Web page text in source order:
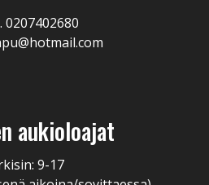
0207402680
aukioloajat
9-17